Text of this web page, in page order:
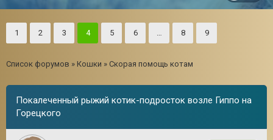
1 2 3 4 5 6 … 8 9
Список форумов » Кошки » Скорая помощь котам
Покалеченный рыжий котик-подросток возле Гиппо на
Горецкого